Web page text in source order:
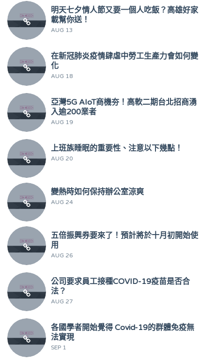
明天七夕情人節又要一個人吃飯？高雄好家
載幫你送！
AUG 13
在新冠肺炎疫情肆虐中勞工生產力會如何變
化
AUG 18
亞灣5G AIoT商機夯！高軟二期台北招商湧
入逾200業者
AUG 19
上班族睡眠的重要性、注意以下幾點！
AUG 20
變熱時如何保持辦公室涼爽
AUG 24
五倍振興券要來了！預計將於十月初開始使
用
AUG 26
公司要求員工接種COVID-19疫苗是否合
法？
AUG 27
各國學者開始覺得 Covid-19的群體免疫無
法實現
SEP 1